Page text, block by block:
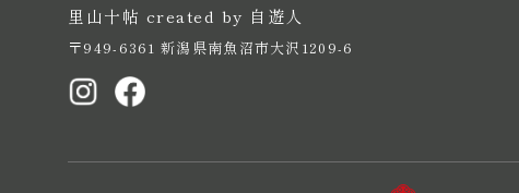
里山十帖 created by 自遊人
〒949-6361 新潟県南魚沼市大沢1209-6